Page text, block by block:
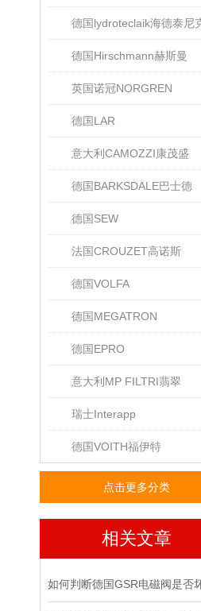
德国lydroteclaik海德泰尼
德国Hirschmann赫斯曼
英国诺冠NORGREN
德国LAR
意大利CAMOZZI康茂盛
德国BARKSDALE巴士德
德国SEW
法国CROUZET高诺斯
德国VOLFA
德国MEGATRON
德国EPRO
意大利MP FILTRI翡翠
瑞士Interapp
德国VOITH福伊特
点击更多分类
相关文章